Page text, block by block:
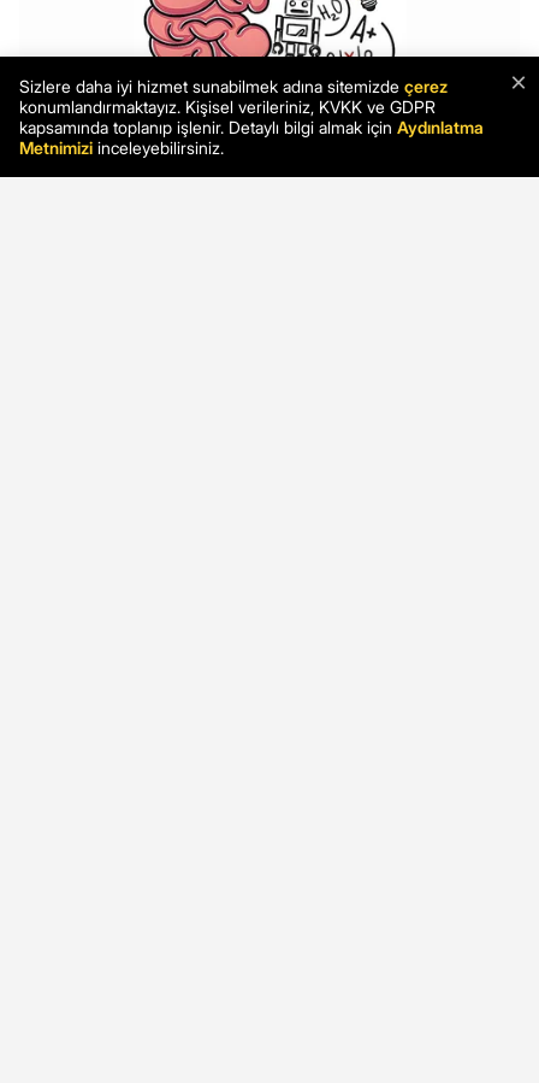
×
Sizlere daha iyi hizmet sunabilmek adına sitemizde çerez
konumlandırmaktayız. Kişisel verileriniz, KVKK ve GDPR
kapsamında toplanıp işlenir. Detaylı bilgi almak için Aydınlatma
Metnimizi inceleyebilirsiniz.